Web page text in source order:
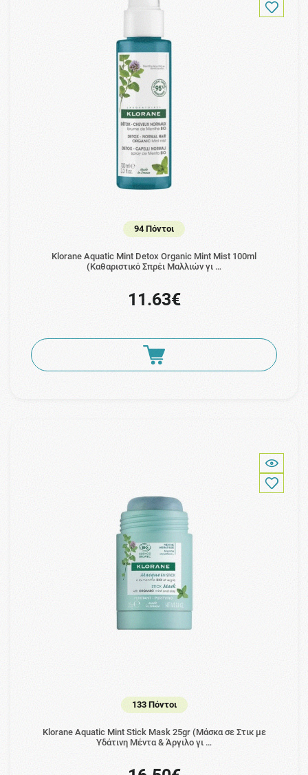
94 Πόντοι
Klorane Aquatic Mint Detox Organic Mint Mist 100ml
(Καθαριστικό Σπρέι Μαλλιών γι …
11.63€
133 Πόντοι
Klorane Aquatic Mint Stick Mask 25gr (Μάσκα σε Στικ με
Υδάτινη Μέντα & Άργιλο γι …